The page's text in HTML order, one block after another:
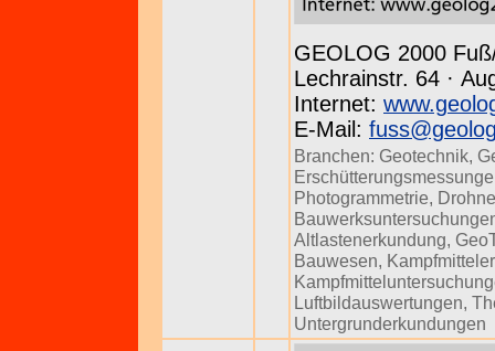
GEOLOG 2000
Lechrainstr. 64 ·
Internet:
E-Mail:
Branchen: Geotechnik,
Photogrammetrie,
Altlastenerkundung,
Bauwesen,
Luftbildauswertungen,
Untergrunderkundungen